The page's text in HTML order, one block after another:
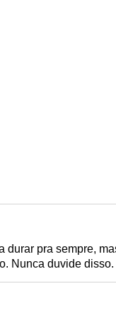
durar pra sempre,
Nunca duvide disso.